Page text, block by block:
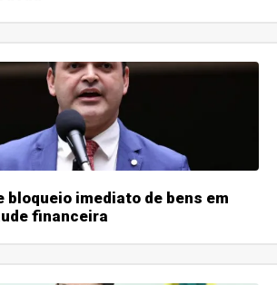
bloqueio imediato de bens em
financeira